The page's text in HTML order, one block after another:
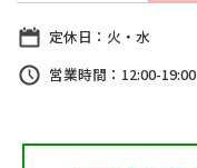
定休日：火・水
営業時間：12:00-19:00